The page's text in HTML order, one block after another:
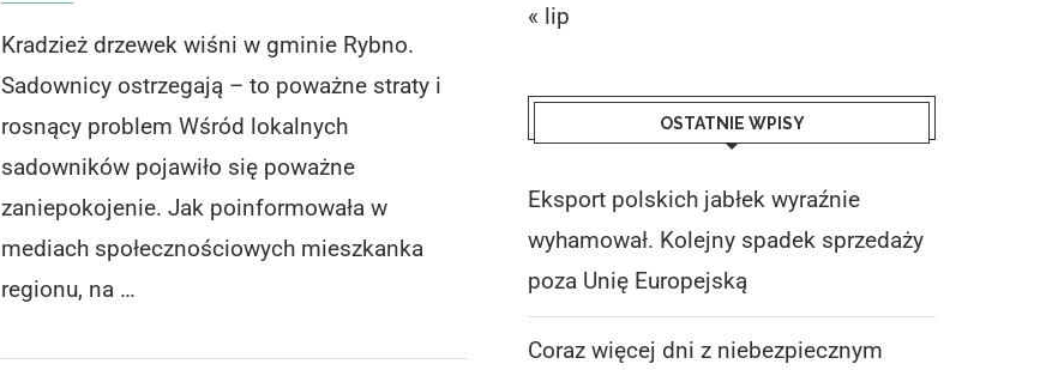
Kradzież drzewek wiśni w gminie Rybno.
Sadownicy ostrzegają – to poważne straty i
rosnący problem Wśród lokalnych
sadowników pojawiło się poważne
zaniepokojenie. Jak poinformowała w
mediach społecznościowych mieszkanka
regionu, na …
« lip
OSTATNIE WPISY
Eksport polskich jabłek wyraźnie
wyhamował. Kolejny spadek sprzedaży
poza Unię Europejską
Coraz więcej dni z niebezpiecznym